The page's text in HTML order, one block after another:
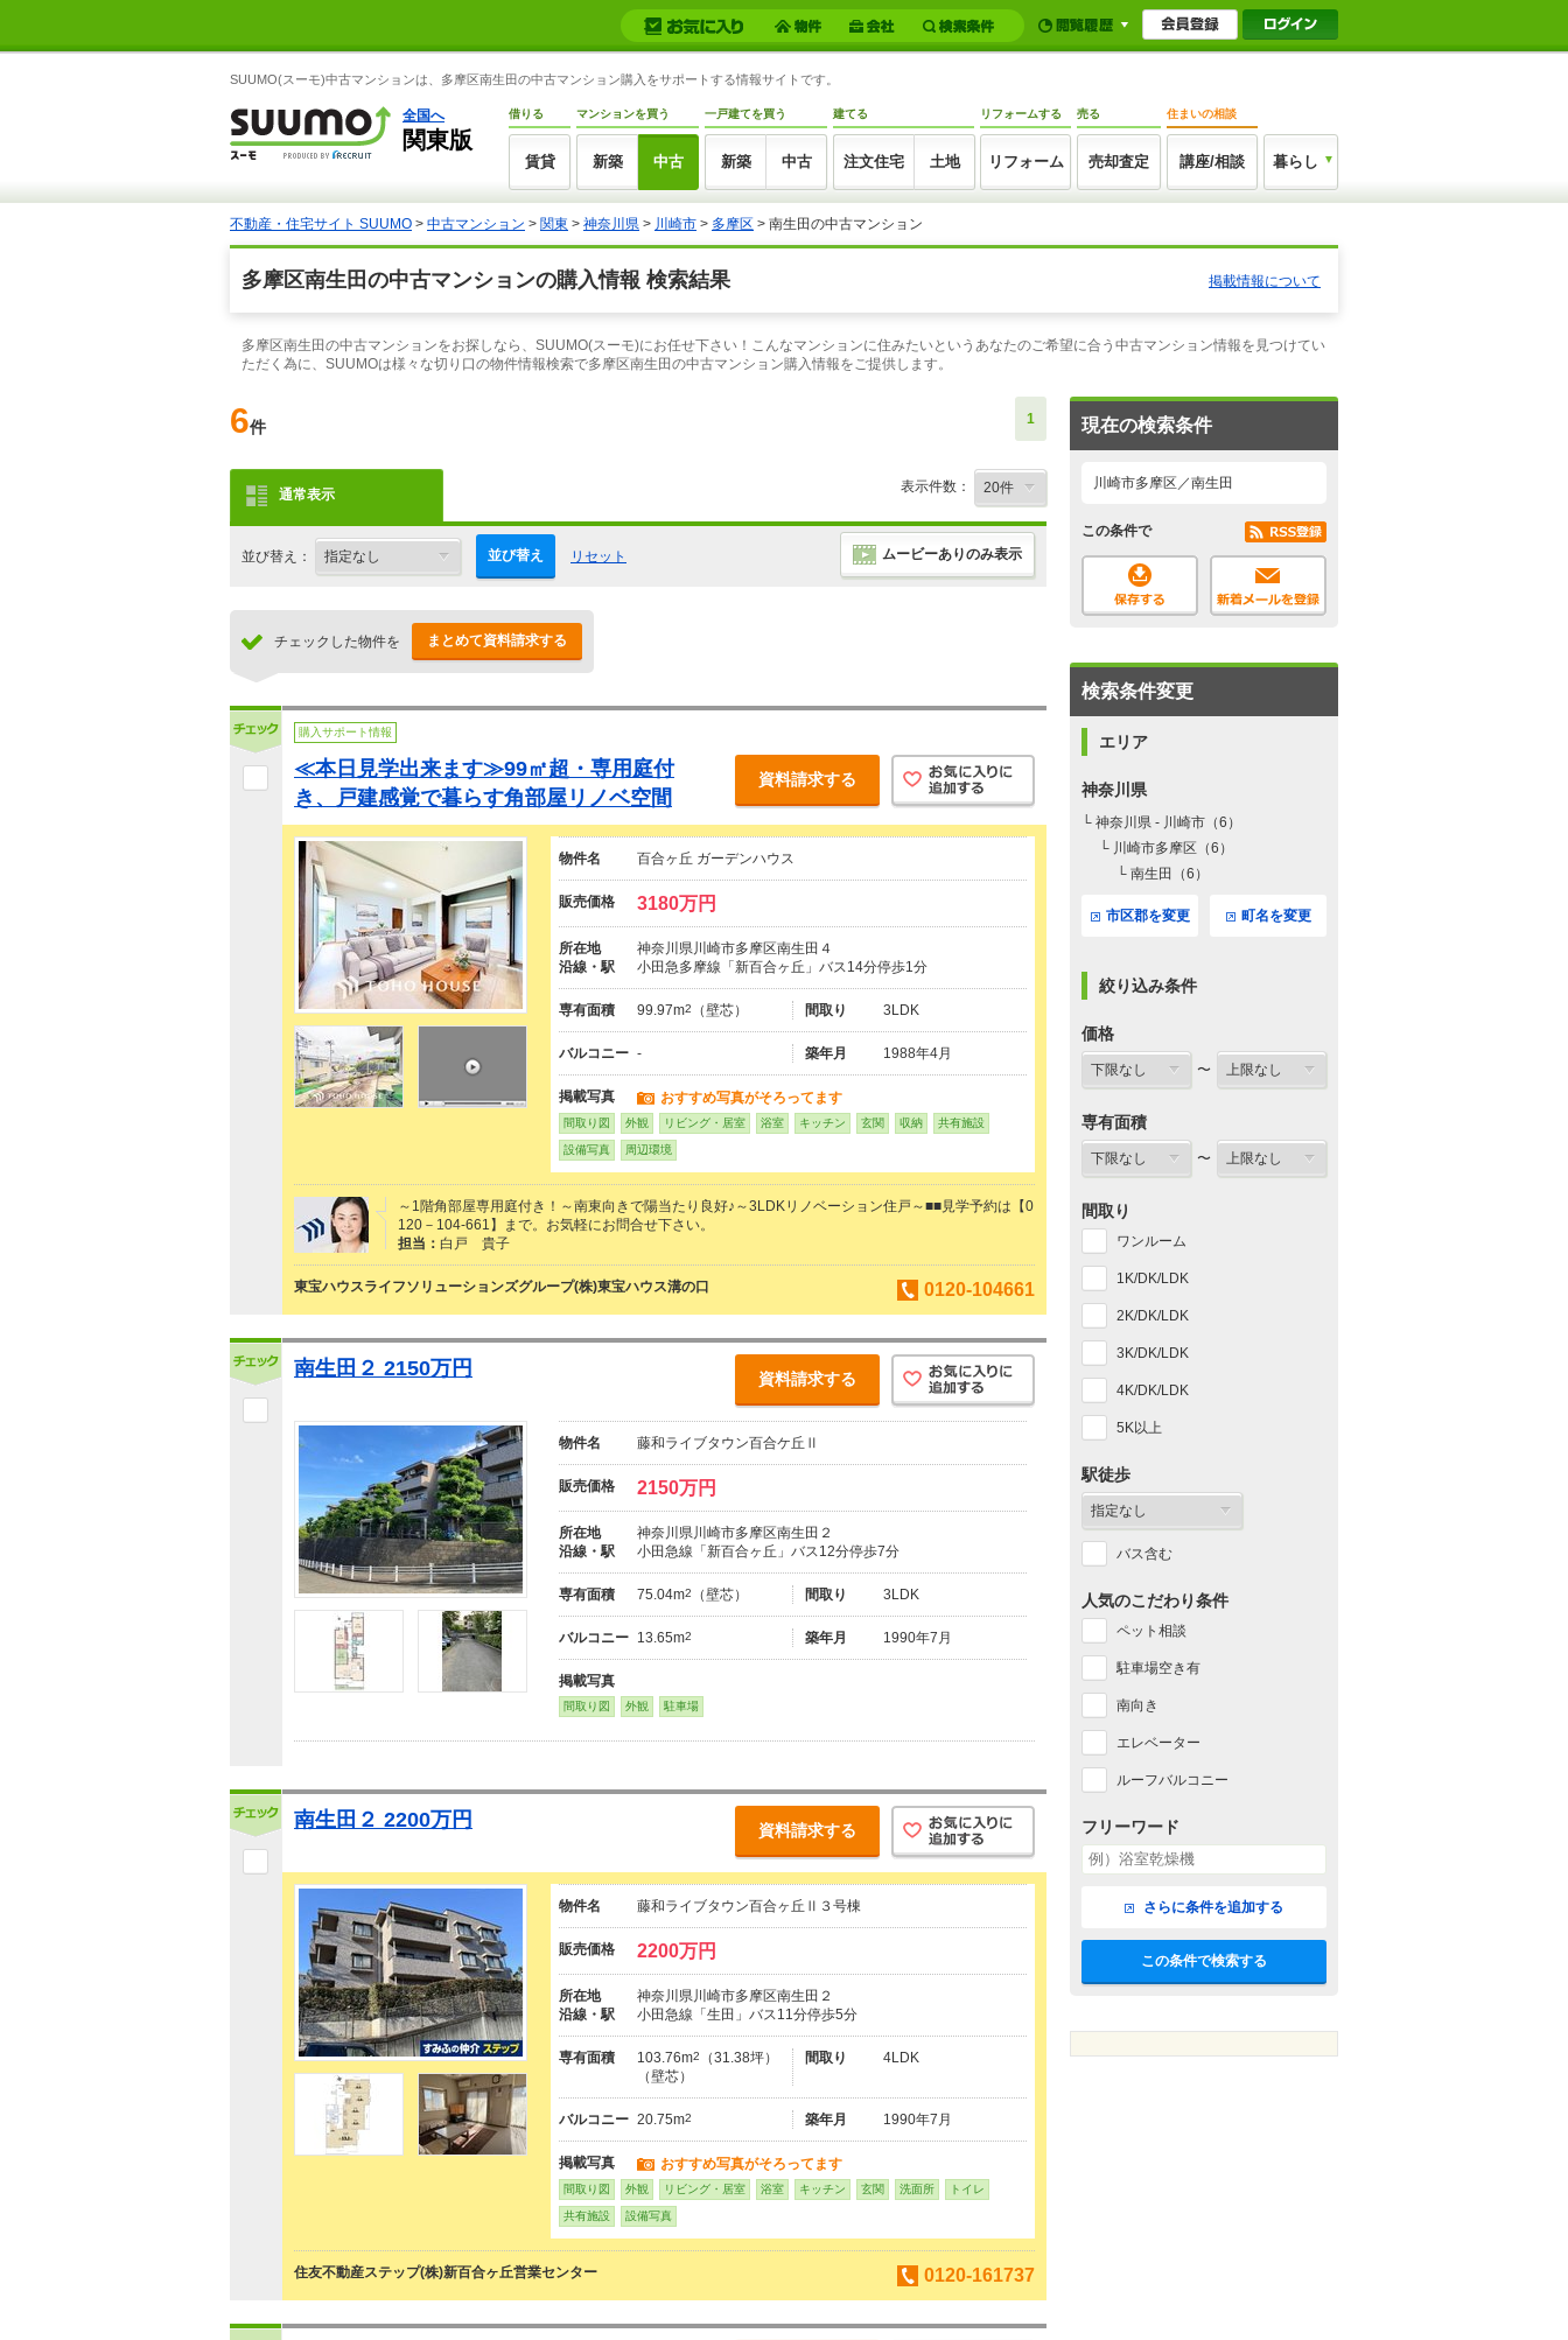
SUUMO(スーモ)中古マンションは、多摩区南生田の中古マンション購入をサポートする情報サイトです。
全国へ
関東版
借りる
賃貸
マンションを買う
新築 中古
一戸建てを買う
新築 中古
建てる
注文住宅 土地
リフォームする
リフォーム
売る
売却査定
住まいの相談
講座/相談 暮らし
不動産・住宅サイト SUUMO > 中古マンション > 関東 > 神奈川県 > 川崎市 > 多摩区 > 南生田の中古マンション
多摩区南生田の中古マンションの購入情報 検索結果 掲載情報について
多摩区南生田の中古マンションをお探しなら、SUUMO(スーモ)にお任せ下さい！こんなマンションに住みたいというあなたのご希望に合う中古マンション情報を見つけてい
ただく為に、SUUMOは様々な切り口の物件情報検索で多摩区南生田の中古マンション購入情報をご提供します。
6件 1
通常表示 表示件数：
並び替え： 並び替え リセット ムービーありのみ表示
チェックした物件を まとめて資料請求する
購入サポート情報
≪本日見学出来ます≫99㎡超・専用庭付
き、戸建感覚で暮らす角部屋リノベ空間
資料請求する
物件名 百合ヶ丘 ガーデンハウス
販売価格 3180万円
所在地
神奈川県川崎市多摩区南生田４
沿線・駅
小田急多摩線「新百合ヶ丘」バス14分停歩1分
専有面積 99.97m2 （壁芯） 間取り 3LDK
バルコニー - 築年月 1988年4月
掲載写真 おすすめ写真がそろってます
間取り図 外観 リビング・居室 浴室 キッチン 玄関 収納 共有施設
設備写真 周辺環境
～1階角部屋専用庭付き！～南東向きで陽当たり良好♪～3LDKリノベーション住戸～■■見学予約は【0
120－104-661】まで。お気軽にお問合せ下さい。
担当： 白戸 貴子
東宝ハウスライフソリューションズグループ(株)東宝ハウス溝の口 0120-104661
南生田２ 2150万円 資料請求する
物件名 藤和ライブタウン百合ケ丘Ⅱ
販売価格 2150万円
所在地
神奈川県川崎市多摩区南生田２
沿線・駅
小田急線「新百合ヶ丘」バス12分停歩7分
専有面積 75.04m2 （壁芯） 間取り 3LDK
バルコニー 13.65m2 築年月 1990年7月
掲載写真
間取り図 外観 駐車場
南生田２ 2200万円 資料請求する
物件名 藤和ライブタウン百合ヶ丘Ⅱ３号棟
販売価格 2200万円
所在地
神奈川県川崎市多摩区南生田２
沿線・駅
小田急線「生田」バス11分停歩5分
専有面積 103.76m2
（31.38坪）
（壁芯）
間取り 4LDK
バルコニー 20.75m2 築年月 1990年7月
掲載写真 おすすめ写真がそろってます
間取り図 外観 リビング・居室 浴室 キッチン 玄関 洗面所 トイレ
共有施設 設備写真
住友不動産ステップ(株)新百合ヶ丘営業センター 0120-161737
現在の検索条件
川崎市多摩区／南生田
この条件で
検索条件変更
エリア
神奈川県
└ 神奈川県 - 川崎市（6）
└ 川崎市多摩区（6）
└ 南生田（6）
市区郡を変更 町名を変更
絞り込み条件
価格
〜
専有面積
〜
間取り
ワンルーム
1K/DK/LDK
2K/DK/LDK
3K/DK/LDK
4K/DK/LDK
5K以上
駅徒歩
バス含む
人気のこだわり条件
ペット相談
駐車場空き有
南向き
エレベーター
ルーフバルコニー
フリーワード
さらに条件を追加する
この条件で検索する